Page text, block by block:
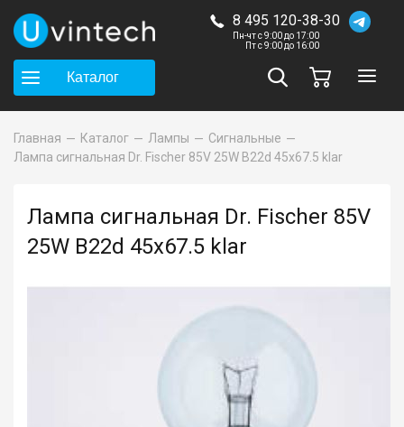
8 495 120-38-30
Пн-чт с 9:00 до 17:00
Пт с 9:00 до 16:00
Каталог
Главная Каталог Лампы
Сигнальные
Лампа сигнальная Dr. Fischer 85V 25W B22d 45x67.5 klar
Лампа сигнальная Dr. Fischer 85V
25W B22d 45x67.5 klar